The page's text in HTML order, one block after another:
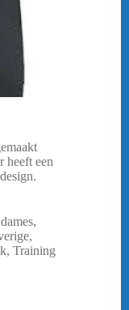
heeft een
,
,
, Training